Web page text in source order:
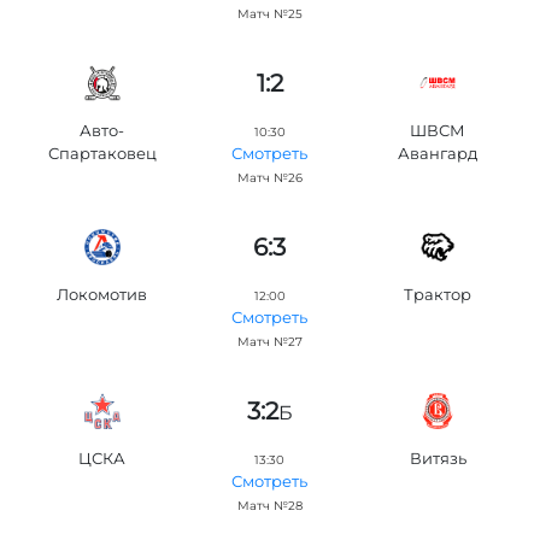
Матч №25
1:2
Авто-
Спартаковец
10:30
Смотреть
Матч №26
ШВСМ
Авангард
6:3
Локомотив 12:00
Смотреть
Матч №27
Трактор
3:2Б
ЦСКА 13:30
Смотреть
Матч №28
Витязь